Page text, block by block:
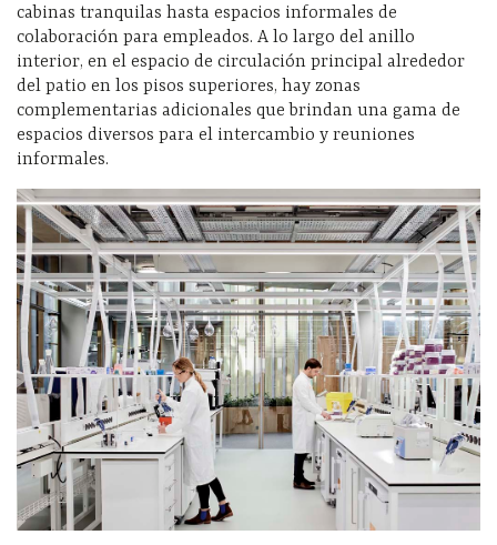
cabinas tranquilas hasta espacios informales de
colaboración para empleados. A lo largo del anillo
interior, en el espacio de circulación principal alrededor
del patio en los pisos superiores, hay zonas
complementarias adicionales que brindan una gama de
espacios diversos para el intercambio y reuniones
informales.